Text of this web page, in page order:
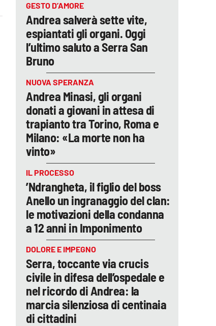
GESTO D’AMORE
Andrea salverà sette vite,
espiantati gli organi. Oggi
l’ultimo saluto a Serra San
Bruno
NUOVA SPERANZA
Andrea Minasi, gli organi
donati a giovani in attesa di
trapianto tra Torino, Roma e
Milano: «La morte non ha
vinto»
IL PROCESSO
’Ndrangheta, il figlio del boss
Anello un ingranaggio del clan:
le motivazioni della condanna
a 12 anni in Imponimento
DOLORE E IMPEGNO
Serra, toccante via crucis
civile in difesa dell’ospedale e
nel ricordo di Andrea: la
marcia silenziosa di centinaia
di cittadini